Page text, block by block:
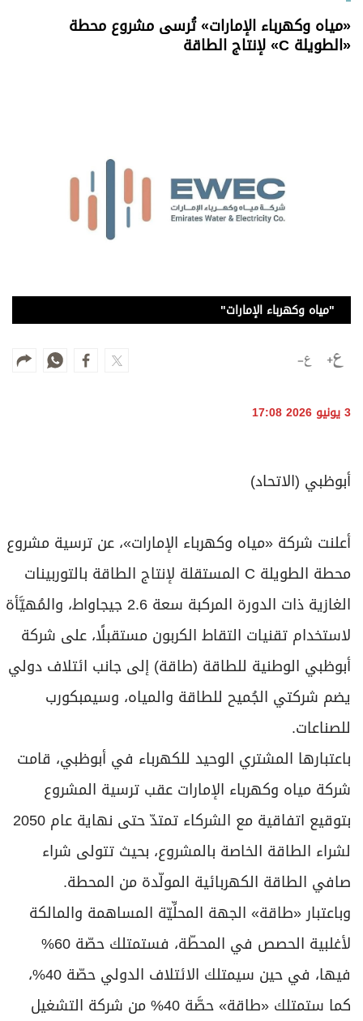
الترفيه
قصة صورة
برامج
مواقيت الصلاة
«مياه وكهرباء الإمارات» تُرسى مشروع محطة
«الطويلة C» لإنتاج الطاقة
"مياه وكهرباء الإمارات"
3 يونيو 2026 17:08
أبوظبي (الاتحاد)
أعلنت شركة «مياه وكهرباء الإمارات»، عن ترسية مشروع
محطة الطويلة C المستقلة لإنتاج الطاقة بالتوربينات
الغازية ذات الدورة المركبة سعة 2.6 جيجاواط، والمُهيَّأة
لاستخدام تقنيات التقاط الكربون مستقبلًا، على شركة
أبوظبي الوطنية للطاقة (طاقة) إلى جانب ائتلاف دولي
يضم شركتي الجُميح للطاقة والمياه، وسيمبكورب
للصناعات.
باعتبارها المشتري الوحيد للكهرباء في أبوظبي، قامت
شركة مياه وكهرباء الإمارات عقب ترسية المشروع
بتوقيع اتفاقية مع الشركاء تمتدّ حتى نهاية عام 2050
لشراء الطاقة الخاصة بالمشروع، بحيث تتولى شراء
صافي الطاقة الكهربائية المولّدة من المحطة.
وباعتبار «طاقة» الجهة المحلِّيّة المساهمة والمالكة
لأغلبية الحصص في المحطّة، فستمتلك حصّة 60%
فيها، في حين سيمتلك الائتلاف الدولي حصّة 40%،
كما ستمتلك «طاقة» حصَّة 40% من شركة التشغيل